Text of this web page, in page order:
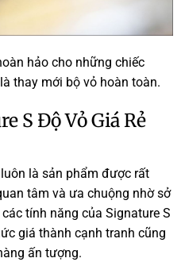
hảo cho những chiếc
thay mới bộ vỏ hoàn toàn.
S Độ Vỏ Giá Rẻ
là sản phẩm được rất
tâm và ưa chuộng nhờ sở
tính năng của Signature S
giá thành cạnh tranh cũng
ấn tượng.